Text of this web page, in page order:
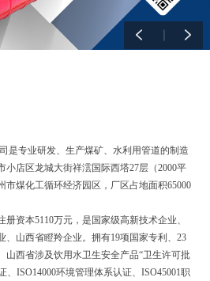
是专业研发、生产煤矿、水利用管道的制造
小店区龙城大街祥澐国际西塔27层（2000平
市煤化工循环经济园区，厂区占地面积65000
资本5110万元，是国家级高新技术企业、
、山西省瞪羚企业。拥有19项国家专利、23
山西省涉及饮用水卫生安全产品“卫生许可批
、ISO14000环境管理体系认证、ISO45001职